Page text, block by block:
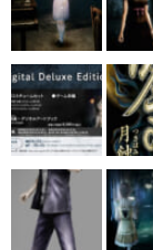
その他
電ファミニコゲー
運営：株式会社